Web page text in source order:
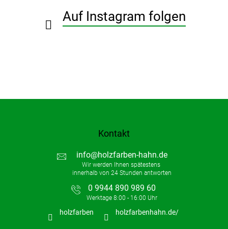
Auf Instagram folgen
Kontakt
info@holzfarben-hahn.de
0 9944 890 989 60
holzfarben holzfarbenhahn.de/